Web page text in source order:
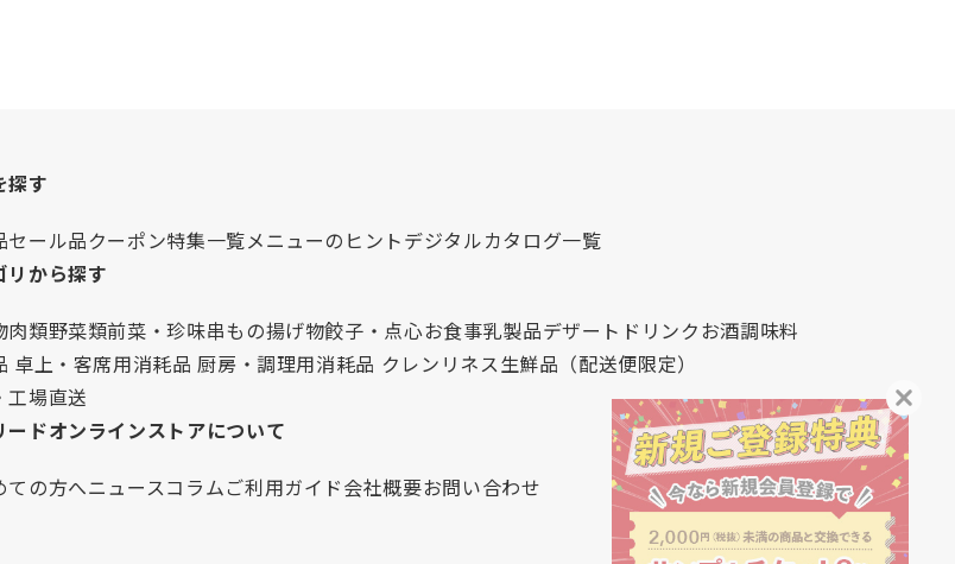
探す
セール品クーポン特集一覧メニューのヒントデジタルカタログ一覧
リから探す
肉類野菜類前菜・珍味串もの揚げ物餃子・点心お食事乳製品デザート ドリンクお酒調味料
卓上・客席用消耗品 厨房・調理用消耗品 クレンリネス生鮮品（配送便限定）
工場直送
ードオンラインストアについて
ての方へニュースコラムご利用ガイド会社概要お問い合わせ